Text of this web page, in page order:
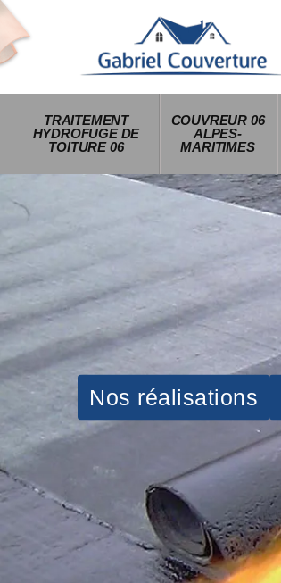
TRAITEMENT
HYDROFUGE DE
TOITURE 06
COUVREUR 06
ALPES-
MARITIMES
Nos réalisations